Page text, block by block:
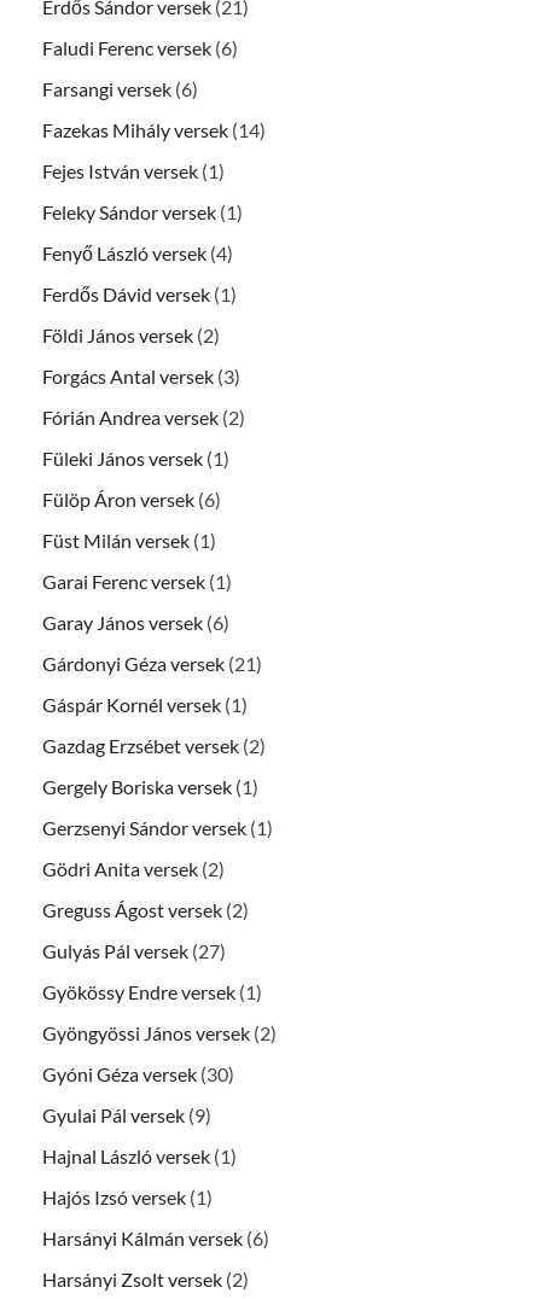
Erdős Sándor versek (21)
Faludi Ferenc versek (6)
Farsangi versek (6)
Fazekas Mihály versek (14)
Fejes István versek (1)
Feleky Sándor versek (1)
Fenyő László versek (4)
Ferdős Dávid versek (1)
Földi János versek (2)
Forgács Antal versek (3)
Fórián Andrea versek (2)
Füleki János versek (1)
Fülöp Áron versek (6)
Füst Milán versek (1)
Garai Ferenc versek (1)
Garay János versek (6)
Gárdonyi Géza versek (21)
Gáspár Kornél versek (1)
Gazdag Erzsébet versek (2)
Gergely Boriska versek (1)
Gerzsenyi Sándor versek (1)
Gödri Anita versek (2)
Greguss Ágost versek (2)
Gulyás Pál versek (27)
Gyökössy Endre versek (1)
Gyöngyössi János versek (2)
Gyóni Géza versek (30)
Gyulai Pál versek (9)
Hajnal László versek (1)
Hajós Izsó versek (1)
Harsányi Kálmán versek (6)
Harsányi Zsolt versek (2)